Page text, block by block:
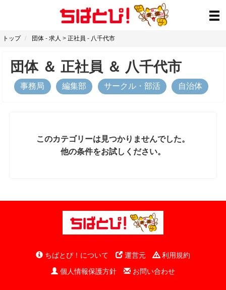
トップ 団体 - 求人 > 正社員 - 八千代市
団体＆ 正社員 ＆ 八千代市
事務局 編集部 サークル・部活 自治体
このカテゴリーは見つかりませんでした。
他の条件をお試しください。
ちばとぴ！について 運営元
利用規約
個人情報保護方針
お問い合わせ